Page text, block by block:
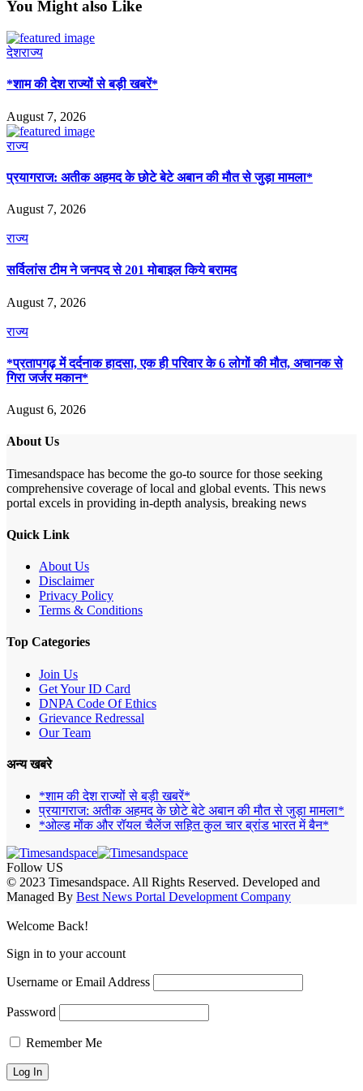
You Might also Like
देशराज्य
*शाम की देश राज्यों से बड़ी खबरें*
August 7, 2026
राज्य
प्रयागराज: अतीक अहमद के छोटे बेटे अबान की मौत से जुड़ा मामला*
August 7, 2026
राज्य
सर्विलांस टीम ने जनपद से 201 मोबाइल किये बरामद
August 7, 2026
राज्य
*प्रतापगढ़ में दर्दनाक हादसा, एक ही परिवार के 6 लोगों की मौत, अचानक से
गिरा जर्जर मकान*
August 6, 2026
About Us
Timesandspace has become the go-to source for those seeking
comprehensive coverage of local and global events. This news
portal excels in providing in-depth analysis, breaking news
Quick Link
About Us
Disclaimer
Privacy Policy
Terms & Conditions
Top Categories
Join Us
Get Your ID Card
DNPA Code Of Ethics
Grievance Redressal
Our Team
अन्य खबरे
*शाम की देश राज्यों से बड़ी खबरें*
प्रयागराज: अतीक अहमद के छोटे बेटे अबान की मौत से जुड़ा मामला*
*ओल्ड मोंक और रॉयल चैलेंज सहित कुल चार ब्रांड भारत में बैन*
Follow US
© 2023 Timesandspace. All Rights Reserved. Developed and
Managed By Best News Portal Development Company
Welcome Back!
Sign in to your account
Username or Email Address
Password
Remember Me